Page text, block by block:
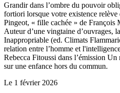
Grandir dans l’ombre du pouvoir
fortiori lorsque votre existence relève
Pingeot, « fille cachée » de François
Auteur d’une vingtaine d’ouvrages,
Inappropriable (ed. Climats
relation entre l’homme et
Rebecca Fitoussi dans l’émission
sur une enfance hors du commun.
Le 1 février 2026